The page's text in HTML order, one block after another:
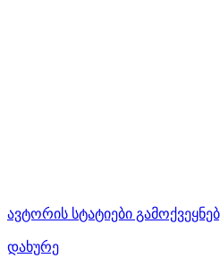
ავტორის სტატიები
დახურე